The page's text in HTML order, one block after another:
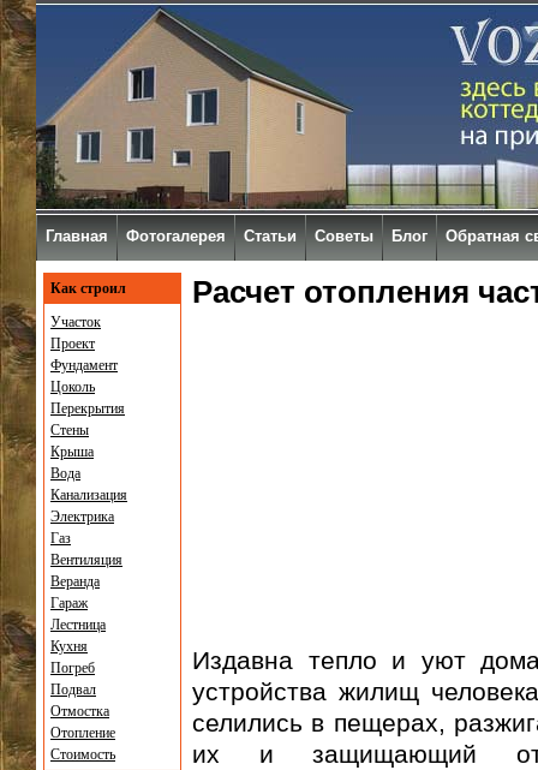
Расчет отопления
Издавна тепло и уют
устройства жилищ
селились в пещерах,
их и защищающий
Как строил
Участок
Проект
Фундамент
Цоколь
Перекрытия
Стены
Крыша
Вода
Канализация
Электрика
Газ
Вентиляция
Веранда
Гараж
Лестница
Кухня
Погреб
Подвал
Отмостка
Отопление
Стоимость
Главная Фотогалерея Статьи Советы Блог Обратная